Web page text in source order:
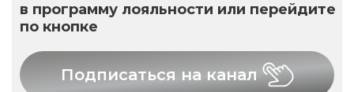
в программу лояльности или перейдите
по кнопке
Подписаться на канал